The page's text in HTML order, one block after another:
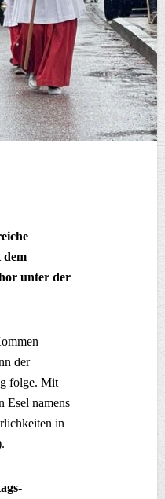
dem
unter der
der
folge. Mit
Esel namens
in